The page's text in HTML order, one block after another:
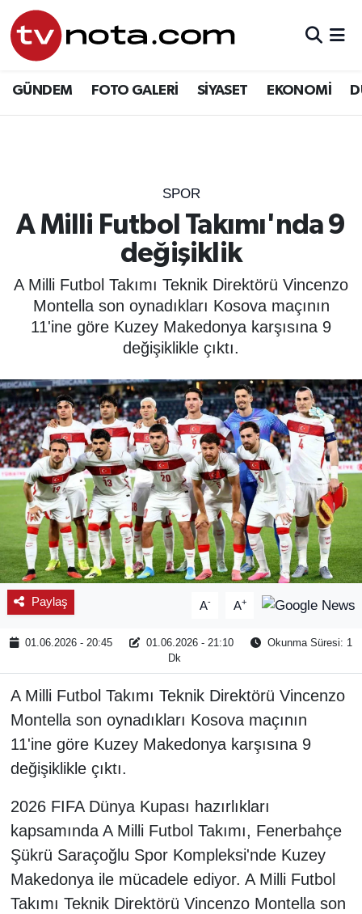
GÜNDEM FOTO GALERİ SİYASET EKONOMİ
SPOR
A Milli Futbol Takımı'nda 9
değişiklik
A Milli Futbol Takımı Teknik Direktörü Vincenzo
Montella son oynadıkları Kosova maçının
11'ine göre Kuzey Makedonya karşısına 9
değişiklikle çıktı.
Paylaş A- A+
01.06.2026 - 20:45 01.06.2026 - 21:10
Okunma Süresi: 1
Dk
A Milli Futbol Takımı Teknik Direktörü Vincenzo
Montella son oynadıkları Kosova maçının
11'ine göre Kuzey Makedonya karşısına 9
değişiklikle çıktı.
2026 FIFA Dünya Kupası hazırlıkları
kapsamında A Milli Futbol Takımı, Fenerbahçe
Şükrü Saraçoğlu Spor Kompleksi'nde Kuzey
Makedonya ile mücadele ediyor. A Milli Futbol
Takımı Teknik Direktörü Vincenzo Montella son
GÜNDEM
YURT
ÖZEL HABER
SPOR
ÇEVRE
YAŞAM
BİLİM - TEKNOLOJİ
KADIN
KÜLTÜR SANAT
MAGAZİN
Hava Durumu
Son Dakika Haberleri